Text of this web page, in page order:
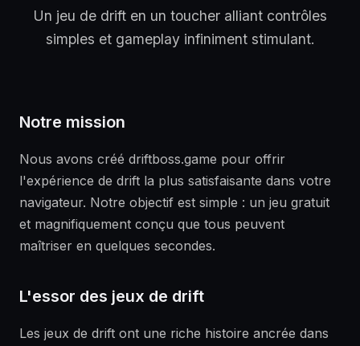
Un jeu de drift en un toucher alliant contrôles
simples et gameplay infiniment stimulant.
Notre mission
Nous avons créé driftboss.game pour offrir
l'expérience de drift la plus satisfaisante dans votre
navigateur. Notre objectif est simple : un jeu gratuit
et magnifiquement conçu que tous peuvent
maîtriser en quelques secondes.
L'essor des jeux de drift
Les jeux de drift ont une riche histoire ancrée dans